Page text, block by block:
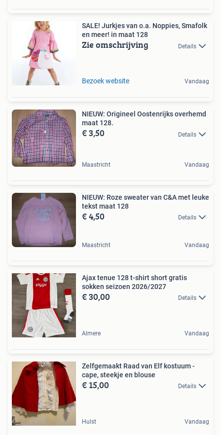
SALE! Jurkjes van o.a. Noppies, Smafolk
en meer! in maat 128
Zie omschrijving Details
Bezoek website Vandaag
NIEUW: Origineel Oostenrijks overhemd
maat 128.
€ 3,50 Details
Maastricht Vandaag
NIEUW: Roze sweater van C&A met leuke
tekst maat 128
€ 4,50 Details
Maastricht Vandaag
Ajax tenue 128 t-shirt short gratis
sokken seizoen 2026/2027
€ 30,00 Details
Almere Vandaag
Zelfgemaakt Raad van Elf kostuum -
cape, steekje en blouse
€ 15,00 Details
Hulst Vandaag